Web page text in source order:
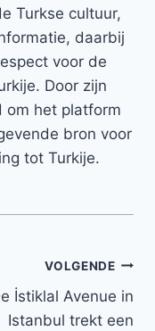
Turkse cultuur,
daarbij
voor de
Door zijn
om het platform
bron voor
tot Turkije.
VOLGENDE
İstiklal Avenue in
Istanbul trekt een